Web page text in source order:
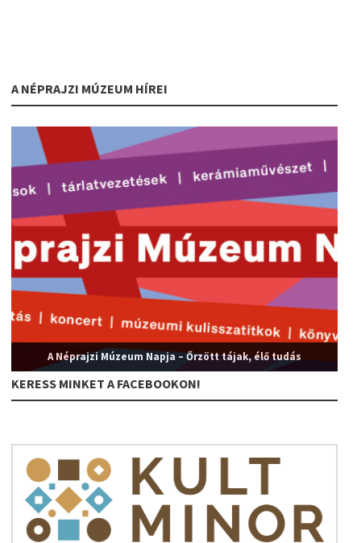
A NÉPRAJZI MÚZEUM HÍREI
A Néprajzi Múzeum Napja – Őrzött tájak, élő tudás
KERESS MINKET A FACEBOOKON!